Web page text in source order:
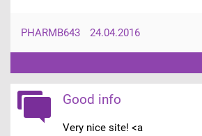
PHARMB643 24.04.2016
Good info
Very nice site! <a